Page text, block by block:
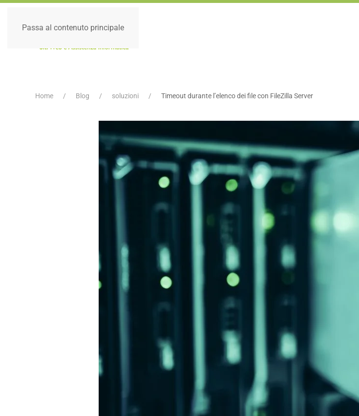
Passa al contenuto principale
Home Blog soluzioni Timeout durante l’elenco dei file con FileZilla Server